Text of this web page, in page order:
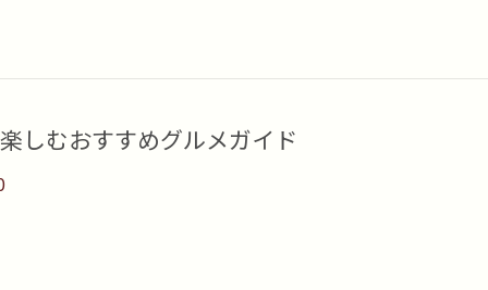
しむおすすめグルメガイド